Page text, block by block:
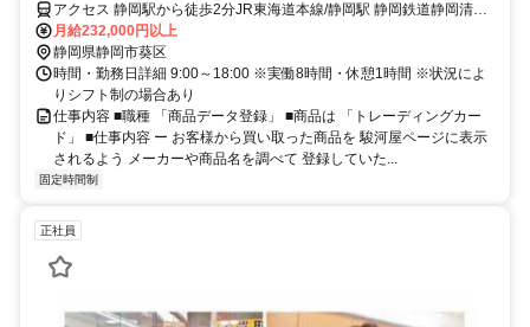
アクセス 静岡駅から徒歩2分JR東海道本線/静岡駅 静岡鉄道静岡清水
線/新静岡駅
月給232,000円以上
静岡県静岡市葵区
時間・勤務日詳細 9:00～18:00 ※実働8時間・休憩1時間 ※状況によ
りシフト制の場合あり
仕事内容 ■職種 「商品データ登録」 ■商品は 「トレーディングカー
ド」 ■仕事内容 ー お客様から買い取った商品を 駿河屋ページに表示
されるよう メーカーや商品名を調べて 登録していた...
固定時間制
正社員